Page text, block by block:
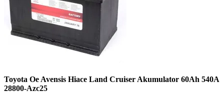
Toyota Oe Avensis Hiace Land Cruiser Akumulator 60Ah 540A
28800-Azc25